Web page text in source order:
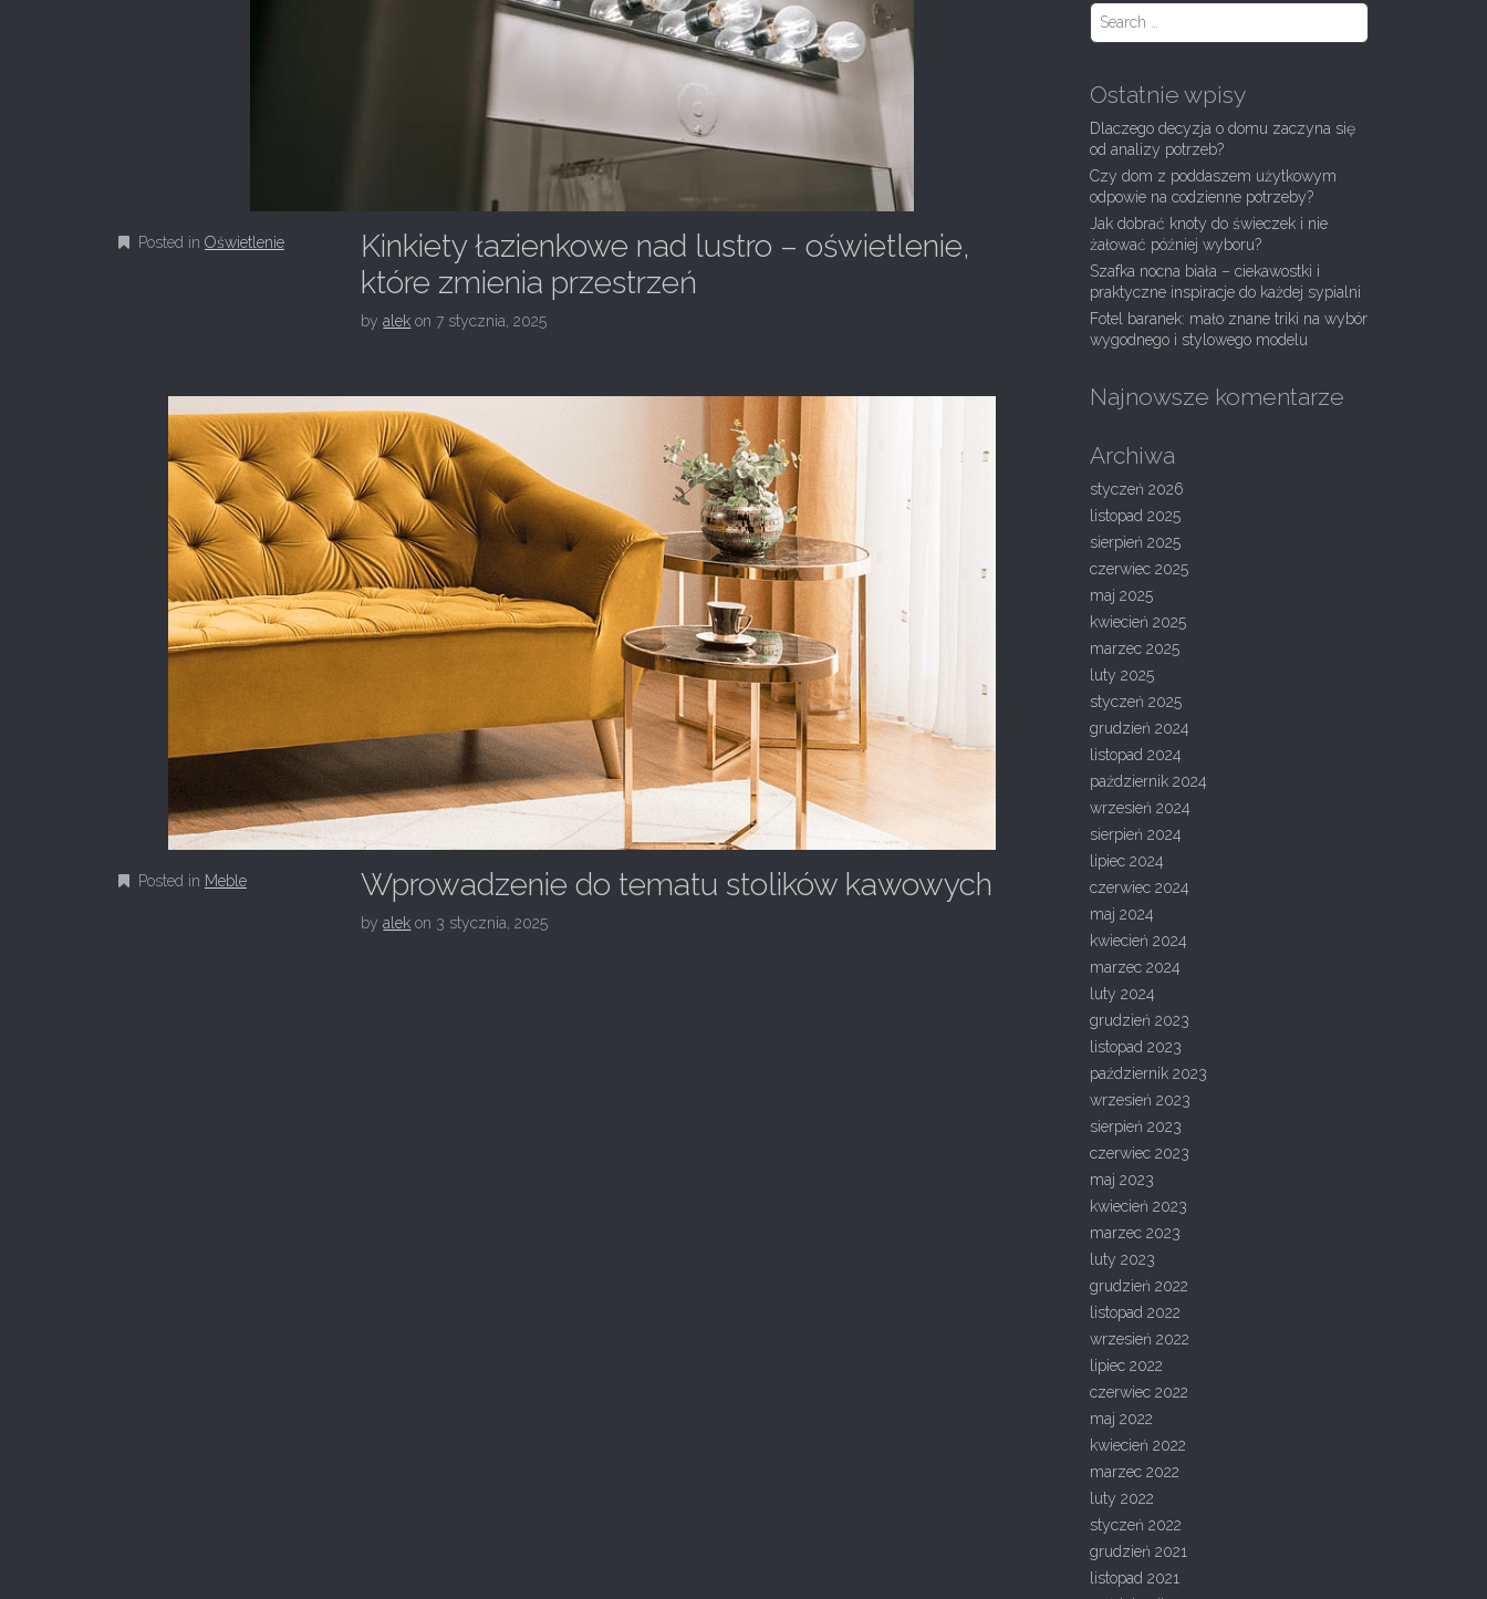
Posted in Oświetlenie
Kinkiety łazienkowe nad lustro – oświetlenie,
które zmienia przestrzeń
byalek on7 stycznia, 2025
Posted in Meble Wprowadzenie do tematu stolików kawowych
byalek on 3 stycznia, 2025
S
c
f
o
r
:
Ostatnie wpisy
Dlaczego decyzja o domu zaczyna się
od analizy potrzeb?
Czy dom z poddaszem użytkowym
odpowie na codzienne potrzeby?
Jak dobrać knoty do świeczek i nie
żałować później wyboru?
Szafka nocna biała – ciekawostki i
praktyczne inspiracje do każdej sypialni
Fotel baranek: mało znane triki na wybór
wygodnego i stylowego modelu
Najnowsze komentarze
Archiwa
styczeń 2026
listopad 2025
sierpień 2025
czerwiec 2025
maj 2025
kwiecień 2025
marzec 2025
luty 2025
styczeń 2025
grudzień 2024
listopad 2024
październik 2024
wrzesień 2024
sierpień 2024
lipiec 2024
czerwiec 2024
maj 2024
kwiecień 2024
marzec 2024
luty 2024
grudzień 2023
listopad 2023
październik 2023
wrzesień 2023
sierpień 2023
czerwiec 2023
maj 2023
kwiecień 2023
marzec 2023
luty 2023
grudzień 2022
listopad 2022
wrzesień 2022
lipiec 2022
czerwiec 2022
maj 2022
kwiecień 2022
marzec 2022
luty 2022
styczeń 2022
grudzień 2021
listopad 2021